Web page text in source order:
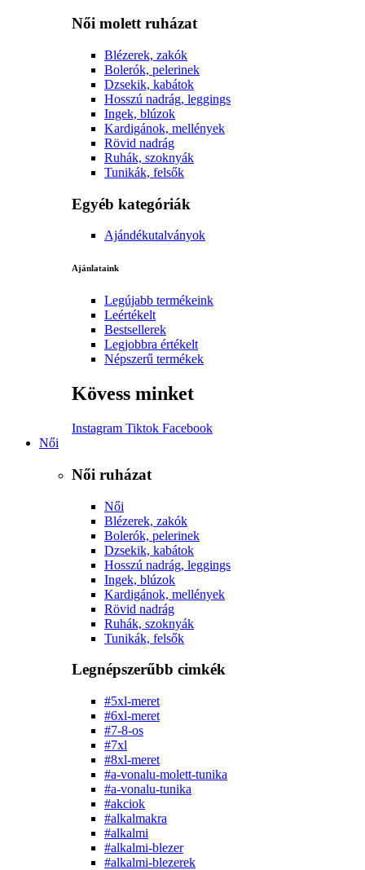
Női molett ruházat
Blézerek, zakók
Bolerók, pelerinek
Dzsekik, kabátok
Hosszú nadrág, leggings
Ingek, blúzok
Kardigánok, mellények
Rövid nadrág
Ruhák, szoknyák
Tunikák, felsők
Egyéb kategóriák
Ajándékutalványok
Ajánlataink
Legújabb termékeink
Leértékelt
Bestsellerek
Legjobbra értékelt
Népszerű termékek
Kövess minket
Instagram Tiktok Facebook
Női
Női ruházat
Női
Blézerek, zakók
Bolerók, pelerinek
Dzsekik, kabátok
Hosszú nadrág, leggings
Ingek, blúzok
Kardigánok, mellények
Rövid nadrág
Ruhák, szoknyák
Tunikák, felsők
Legnépszerűbb cimkék
#5xl-meret
#6xl-meret
#7-8-os
#7xl
#8xl-meret
#a-vonalu-molett-tunika
#a-vonalu-tunika
#akciok
#alkalmakra
#alkalmi
#alkalmi-blezer
#alkalmi-blezerek